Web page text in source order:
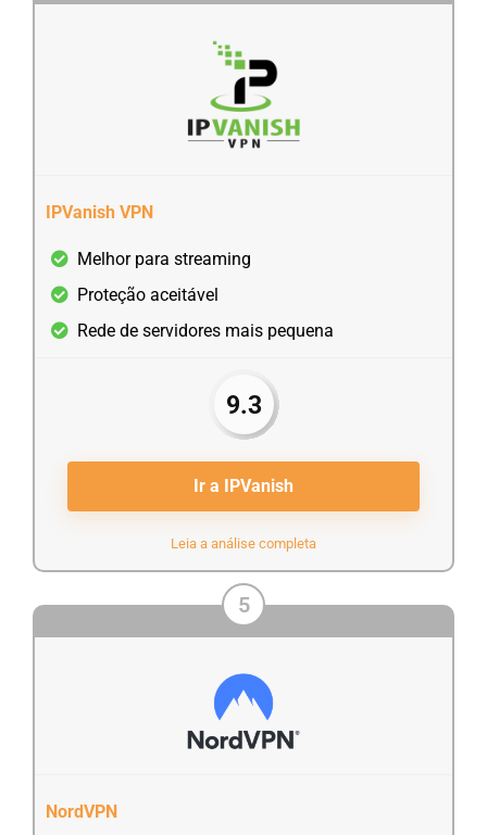
IPVanish VPN
Melhor para streaming
Proteção aceitável
Rede de servidores mais pequena
9.3
Ir a IPVanish
Leia a análise completa
5
NordVPN